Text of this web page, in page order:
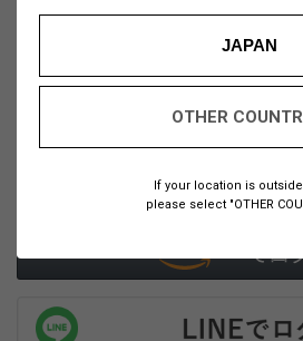
JAPAN
OTHER
If your location is
please select "OTHER
こちら
または